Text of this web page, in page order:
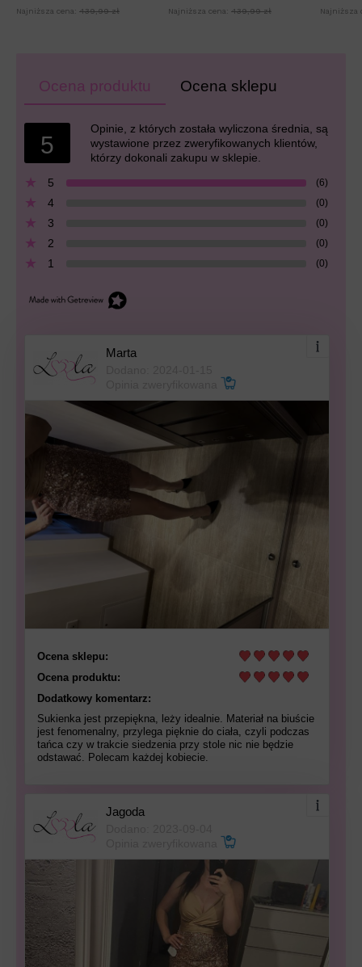
Najniższa cena: 439,99 zł Najniższa cena: 439,99 zł Najniższa
Ocena produktu Ocena sklepu
5
Opinie, z których została wyliczona średnia, są
wystawione przez zweryfikowanych klientów,
którzy dokonali zakupu w sklepie.
5
(6)
4 (0)
3 (0)
2 (0)
1 (0)
Marta
Ocena sklepu:
Ocena produktu:
Dodatkowy komentarz:
Sukienka jest przepiękna, leży idealnie. Materiał na biuście
jest fenomenalny, przylega pięknie do ciała, czyli podczas
tańca czy w trakcie siedzenia przy stole nic nie będzie
odstawać. Polecam każdej kobiecie.
Jagoda